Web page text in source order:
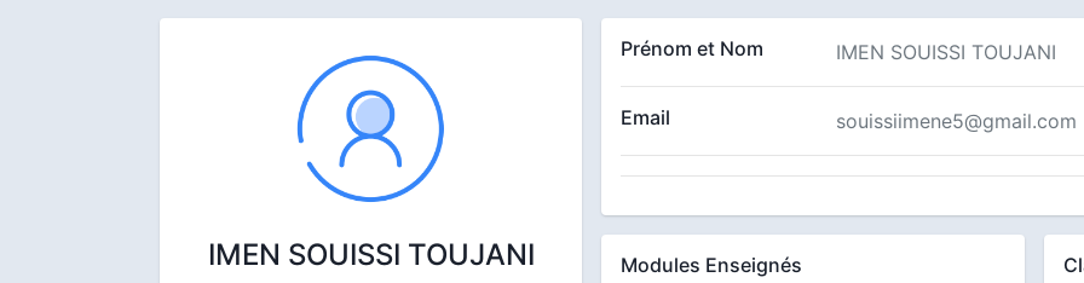
IMEN SOUISSI TOUJANI
Prénom et Nom IMEN SOUISSI TOUJANI
Email souissiimene5@gmail.com
Modules Enseignés